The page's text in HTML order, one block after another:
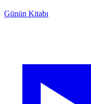
Günün Kitabı